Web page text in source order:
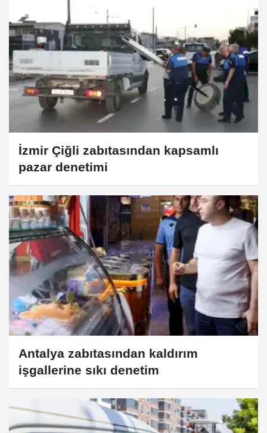
İzmir Çiğli zabıtasından kapsamlı
pazar denetimi
Antalya zabıtasından kaldırım
işgallerine sıkı denetim